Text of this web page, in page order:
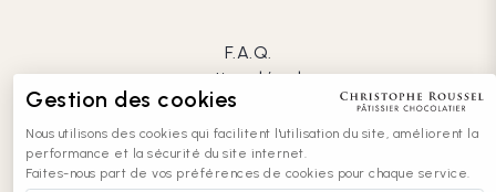
F.A.Q.
mentions légales
CGV
confidentialité
cookies
contact
Gestion des cookies
Nous utilisons des cookies qui facilitent l'utilisation du site, améliorent la
performance et la sécurité du site internet.
Faites-nous part de vos préférences de cookies pour chaque service.